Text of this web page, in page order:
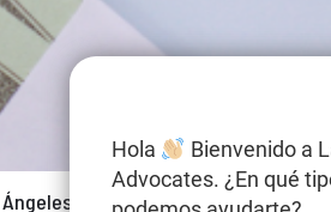
para llevar ante la justicia a
Hola
Bienvenido a
Advocates. ¿En qué